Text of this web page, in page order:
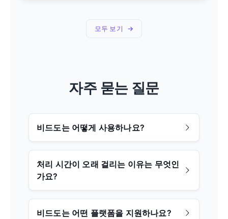
모두 보기
자주 묻는 질문
비드도는 어떻게 사용하나요?
처리 시간이 오래 걸리는 이유는 무엇인
가요?
비드도는 어떤 플랫폼을 지원하나요?